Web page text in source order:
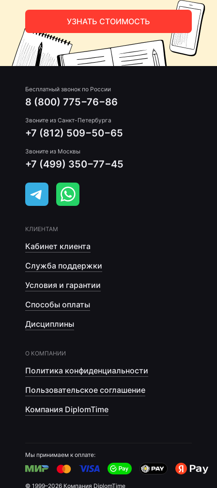
УЗНАТЬ СТОИМОСТЬ
Бесплатный звонок по России
8 (800) 775−76−86
Звоните из Санкт-Петербурга
+7 (812) 509−50−65
Звоните из Москвы
+7 (499) 350−77−45
КЛИЕНТАМ
Кабинет клиента
Служба поддержки
Условия и гарантии
Способы оплаты
Дисциплины
О КОМПАНИИ
Политика конфиденциальности
Пользовательское соглашение
Компания DiplomTime
Мы принимаем к оплате:
© 1999–2026 Компания DiplomTime